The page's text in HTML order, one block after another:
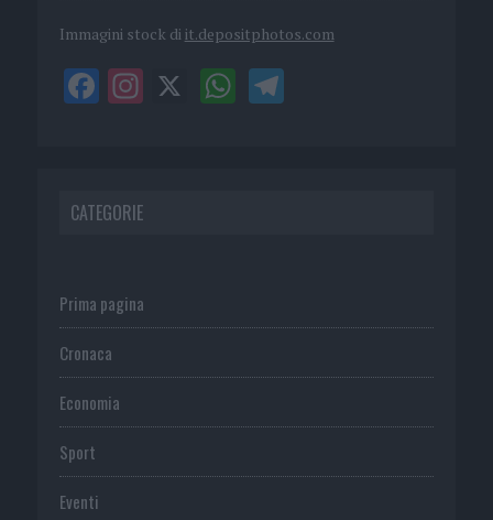
Immagini stock di it.depositphotos.com
CATEGORIE
Prima pagina
Cronaca
Economia
Sport
Eventi